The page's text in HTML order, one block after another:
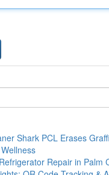
Shark PCL Erases
Repair in Palm